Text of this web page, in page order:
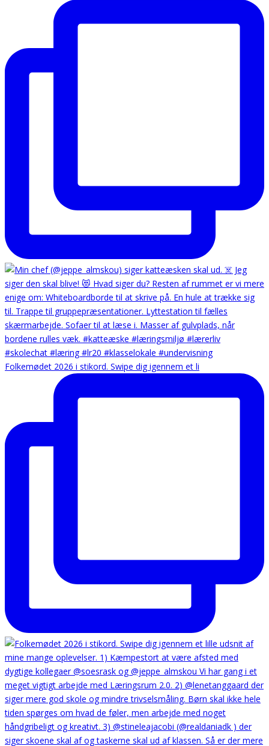
Folkemødet 2026 i stikord. Swipe dig igennem et li